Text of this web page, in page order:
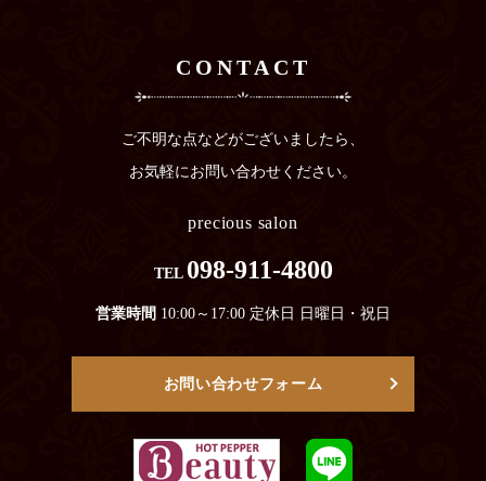
CONTACT
ご不明な点などがございましたら、
お気軽にお問い合わせください。
precious salon
TEL 098-911-4800
営業時間 10:00～17:00 定休日 日曜日・祝日
お問い合わせフォーム